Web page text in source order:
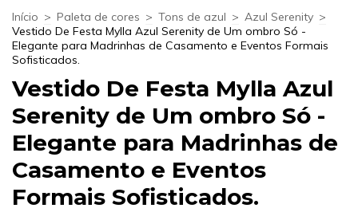
Início > Paleta de cores > Tons de azul > Azul Serenity >
Vestido De Festa Mylla Azul Serenity de Um ombro Só -
Elegante para Madrinhas de Casamento e Eventos Formais
Sofisticados.
Vestido De Festa Mylla Azul
Serenity de Um ombro Só -
Elegante para Madrinhas de
Casamento e Eventos
Formais Sofisticados.